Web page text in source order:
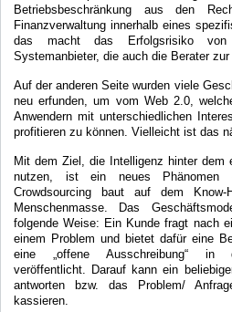
Betriebsbeschränkung aus den
Finanzverwaltung innerhalb eines
das macht das Erfolgsrisiko von
Systemanbieter, die auch die Berater
Auf der anderen Seite wurden viele
neu erfunden, um vom Web 2.0,
Anwendern mit unterschiedlichen
profitieren zu können. Vielleicht ist das
Mit dem Ziel, die Intelligenz hinter dem
nutzen, ist ein neues Phänomen
Crowdsourcing baut auf dem
Menschenmasse. Das
folgende Weise: Ein Kunde fragt nach
einem Problem und bietet dafür eine
eine „offene Ausschreibung“ in
veröffentlicht. Darauf kann ein
antworten bzw. das Problem/
kassieren.